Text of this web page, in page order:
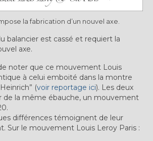
la fabrication d’un nouvel axe.
balancier est cassé et requiert la
axe.
noter que ce mouvement Louis
à celui emboité dans la montre
(voir reportage ici). Les deux
de la même ébauche, un mouvement
différences témoignent de leur
Sur le mouvement Louis Leroy Paris :